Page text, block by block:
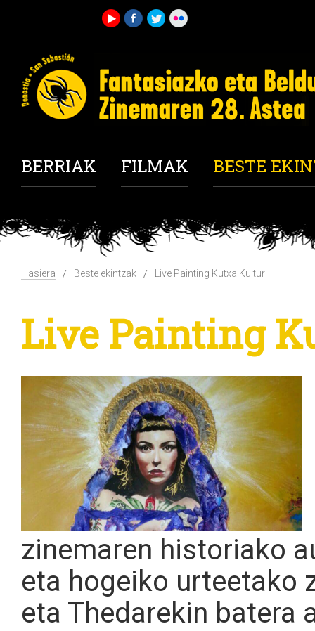
BERRIAK FILMAK BESTE
Hasiera Beste ekintzak Live Painting Kutxa Kultur
Live Painting
zinemaren historiako
eta hogeiko urteetako
eta Thedarekin batera